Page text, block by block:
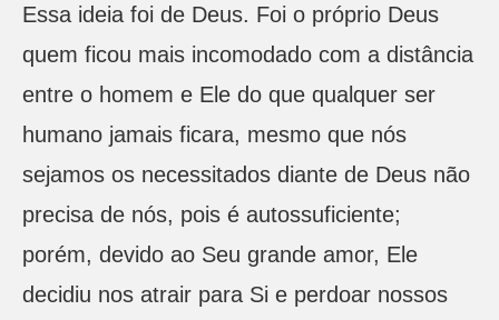
Essa ideia foi de Deus. Foi o próprio Deus
quem ficou mais incomodado com a distância
entre o homem e Ele do que qualquer ser
humano jamais ficara, mesmo que nós
sejamos os necessitados diante de Deus não
precisa de nós, pois é autossuficiente;
porém, devido ao Seu grande amor, Ele
decidiu nos atrair para Si e perdoar nossos